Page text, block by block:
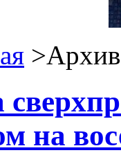
>Архив
на